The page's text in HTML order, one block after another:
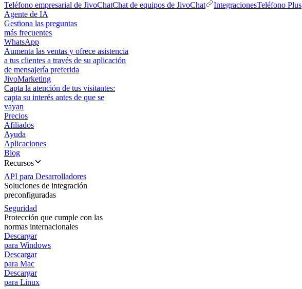
Teléfono empresarial de JivoChatChat de equipos de JivoChat IntegracionesTeléfono Plus
Agente de IA
Gestiona las preguntas
más frecuentes
WhatsApp
Aumenta las ventas y ofrece asistencia
a tus clientes a través de su aplicación
de mensajería preferida
JivoMarketing
Capta la atención de tus visitantes:
capta su interés antes de que se
vayan
Precios
Afiliados
Ayuda
Aplicaciones
Blog
Recursos
API para Desarrolladores
Soluciones de integración
preconfiguradas
Seguridad
Protección que cumple con las
normas internacionales
Descargar
para Windows
Descargar
para Mac
Descargar
para Linux